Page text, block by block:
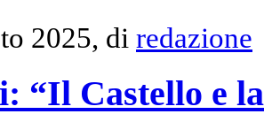
2025, di redazione
“Il Castello e